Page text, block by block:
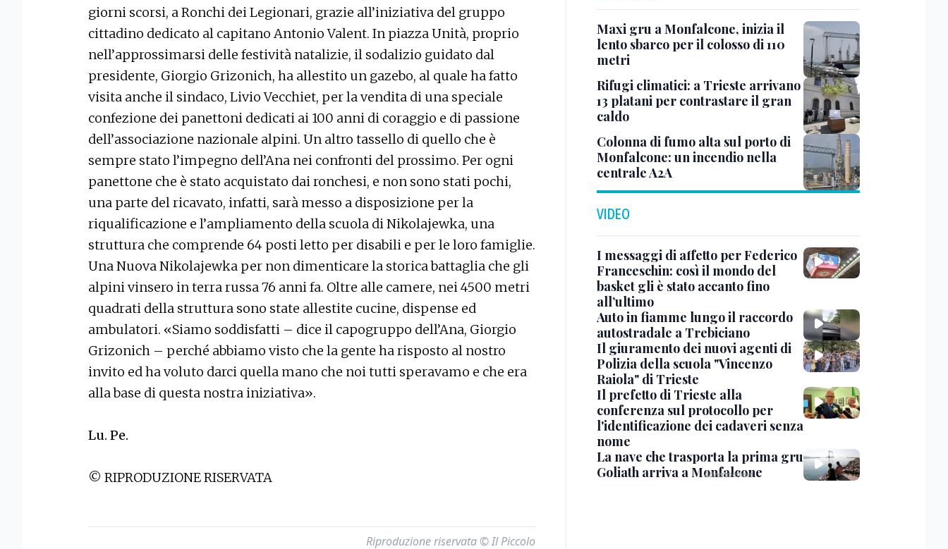
giorni scorsi, a Ronchi dei Legionari, grazie all’iniziativa del gruppo
cittadino dedicato al capitano Antonio Valent. In piazza Unità, proprio
nell’approssimarsi delle festività natalizie, il sodalizio guidato dal
presidente, Giorgio Grizonich, ha allestito un gazebo, al quale ha fatto
visita anche il sindaco, Livio Vecchiet, per la vendita di una speciale
confezione dei panettoni dedicati ai 100 anni di coraggio e di passione
dell’associazione nazionale alpini. Un altro tassello di quello che è
sempre stato l’impegno dell’Ana nei confronti del prossimo. Per ogni
panettone che è stato acquistato dai ronchesi, e non sono stati pochi,
una parte del ricavato, infatti, sarà messo a disposizione per la
riqualificazione e l’ampliamento della scuola di Nikolajewka, una
struttura che comprende 64 posti letto per disabili e per le loro famiglie.
Una Nuova Nikolajewka per non dimenticare la storica battaglia che gli
alpini vinsero in terra russa 76 anni fa. Oltre alle camere, nei 4500 metri
quadrati della struttura sono state allestite cucine, dispense ed
ambulatori. «Siamo soddisfatti – dice il capogruppo dell’Ana, Giorgio
Grizonich – perché abbiamo visto che la gente ha risposto al nostro
invito ed ha voluto darci quella mano che noi tutti speravamo e che era
alla base di questa nostra iniziativa».
Lu. Pe.
© RIPRODUZIONE RISERVATA
Riproduzione riservata © Il Piccolo
Maxi gru a Monfalcone, inizia il
lento sbarco per il colosso di 110
metri
Rifugi climatici: a Trieste arrivano
13 platani per contrastare il gran
caldo
Colonna di fumo alta sul porto di
Monfalcone: un incendio nella
centrale A2A
VIDEO
I messaggi di affetto per Federico
Franceschin: così il mondo del
basket gli è stato accanto fino
all’ultimo
Auto in fiamme lungo il raccordo
autostradale a Trebiciano
Il giuramento dei nuovi agenti di
Polizia della scuola "Vincenzo
Raiola" di Trieste
Il prefetto di Trieste alla
conferenza sul protocollo per
l'identificazione dei cadaveri senza
nome
La nave che trasporta la prima gru
Goliath arriva a Monfalcone